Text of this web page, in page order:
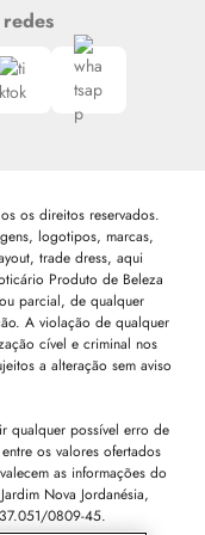
os direitos reservados.
logotipos, marcas,
trade dress, aqui
Produto de Beleza
parcial, de qualquer
A violação de qualquer
cível e criminal nos
a alteração sem aviso
qualquer possível erro de
os valores ofertados
as informações do
Nova Jordanésia,
0809-45.